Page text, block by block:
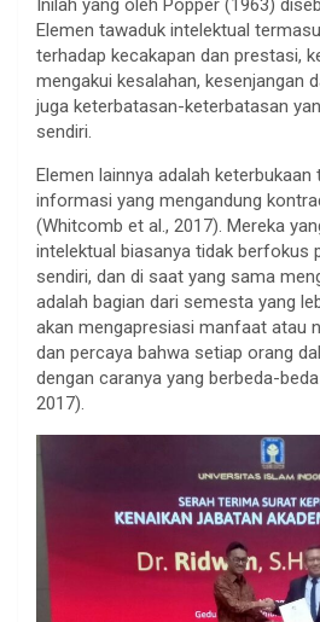
Inilah yang oleh Popper (1963)
Elemen tawaduk intelektual
terhadap kecakapan dan prestasi,
mengakui kesalahan, kesenjangan
juga keterbatasan-keterbatasan
sendiri.
Elemen lainnya adalah keterbukaan
informasi yang mengandung
(Whitcomb et al., 2017). Mereka
intelektual biasanya tidak berfokus
sendiri, dan di saat yang sama
adalah bagian dari semesta yang
akan mengapresiasi manfaat atau
dan percaya bahwa setiap orang
dengan caranya yang berbeda-
2017).